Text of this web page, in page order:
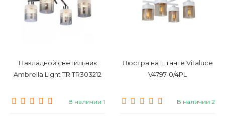
Накладной светильник
Ambrella Light TR TR303212
В наличии 1
Люстра на штанге Vitaluce
V4797-0/4PL
В наличии 2